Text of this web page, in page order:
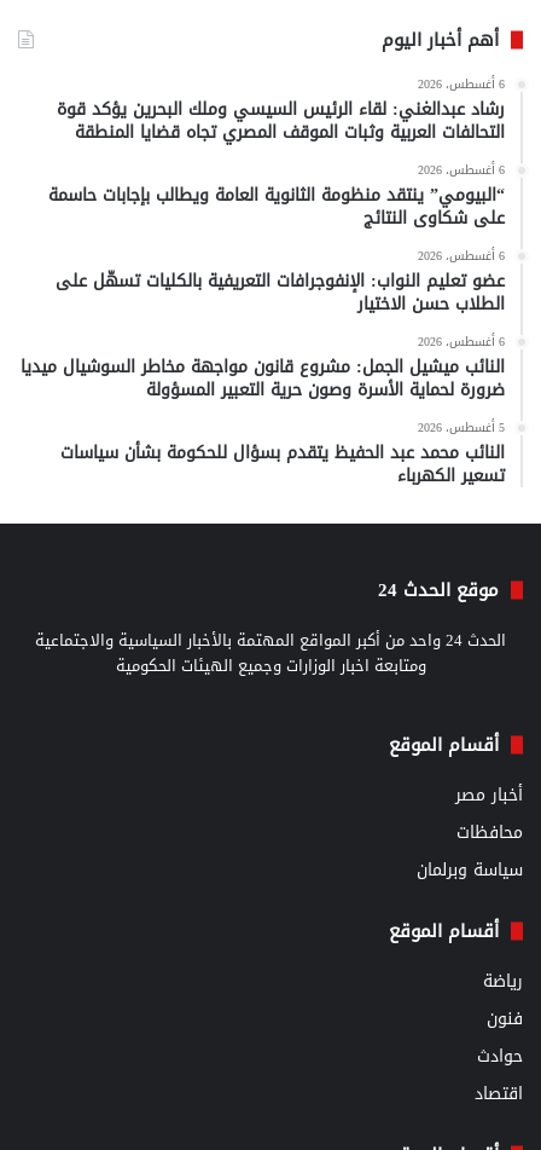
أهم أخبار اليوم
6 أغسطس، 2026
رشاد عبدالغني: لقاء الرئيس السيسي وملك البحرين يؤكد قوة
التحالفات العربية وثبات الموقف المصري تجاه قضايا المنطقة
6 أغسطس، 2026
“البيومي” ينتقد منظومة الثانوية العامة ويطالب بإجابات حاسمة
على شكاوى النتائج
6 أغسطس، 2026
عضو تعليم النواب: الإنفوجرافات التعريفية بالكليات تسهّل على
الطلاب حسن الاختيار
6 أغسطس، 2026
النائب ميشيل الجمل: مشروع قانون مواجهة مخاطر السوشيال ميديا
ضرورة لحماية الأسرة وصون حرية التعبير المسؤولة
5 أغسطس، 2026
النائب محمد عبد الحفيظ يتقدم بسؤال للحكومة بشأن سياسات
تسعير الكهرباء
موقع الحدث 24
الحدث 24 واحد من أكبر المواقع المهتمة بالأخبار السياسية والاجتماعية
ومتابعة اخبار الوزارات وجميع الهيئات الحكومية
أقسام الموقع
أخبار مصر
محافظات
سياسة وبرلمان
أقسام الموقع
رياضة
فنون
حوادث
اقتصاد